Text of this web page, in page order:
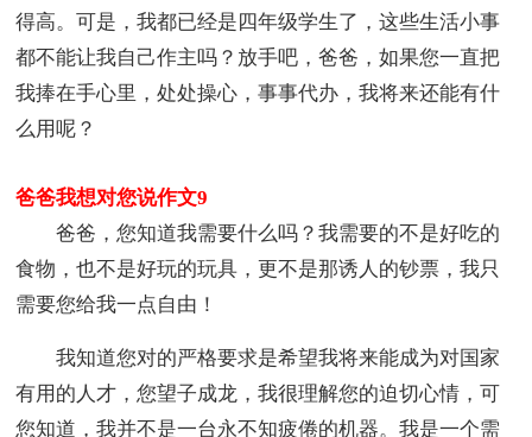
得高。可是，我都已经是四年级学生了，这些生活小事
都不能让我自己作主吗？放手吧，爸爸，如果您一直把
我捧在手心里，处处操心，事事代办，我将来还能有什
么用呢？
爸爸我想对您说作文9
爸爸，您知道我需要什么吗？我需要的不是好吃的
食物，也不是好玩的玩具，更不是那诱人的钞票，我只
需要您给我一点自由！
我知道您对的严格要求是希望我将来能成为对国家
有用的人才，您望子成龙，我很理解您的迫切心情，可
您知道，我并不是一台永不知疲倦的机器。我是一个需